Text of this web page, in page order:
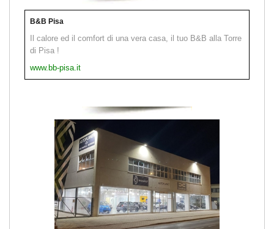
B&B Pisa
Il calore ed il comfort di una vera casa, il tuo B&B alla Torre
di Pisa !
www.bb-pisa.it